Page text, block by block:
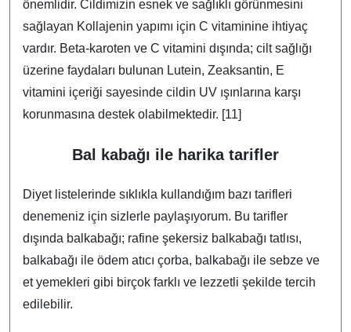
önemlidir. Cildimizin esnek ve sağlıklı görünmesini
sağlayan Kollajenin yapımı için C vitaminine ihtiyaç
vardır. Beta-karoten ve C vitamini dışında; cilt sağlığı
üzerine faydaları bulunan Lutein, Zeaksantin, E
vitamini içeriği sayesinde cildin UV ışınlarına karşı
korunmasına destek olabilmektedir. [11]
Bal kabağı ile harika tarifler
Diyet listelerinde sıklıkla kullandığım bazı tarifleri
denemeniz için sizlerle paylaşıyorum. Bu tarifler
dışında balkabağı; rafine şekersiz balkabağı tatlısı,
balkabağı ile ödem atıcı çorba, balkabağı ile sebze ve
et yemekleri gibi birçok farklı ve lezzetli şekilde tercih
edilebilir.